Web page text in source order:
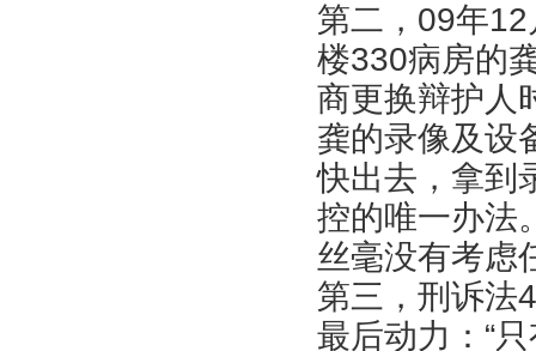
第二，09年
楼330病房的
商更换辩护人
龚的录像及设
快出去，拿到
控的唯一办法
丝毫没有考虑
第三，刑诉法
最后动力：“